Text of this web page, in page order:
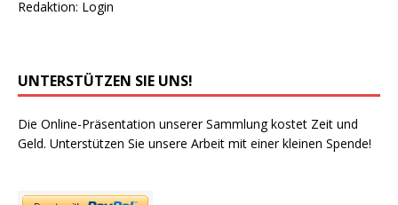
Redaktion: Login
UNTERSTÜTZEN SIE UNS!
Die Online-Präsentation unserer Sammlung kostet Zeit und
Geld. Unterstützen Sie unsere Arbeit mit einer kleinen Spende!